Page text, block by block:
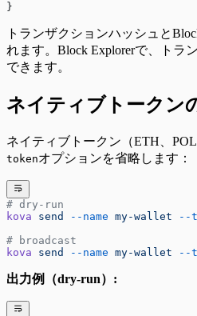
}
トランザクションハッシュと
れます。Block Explorerで、トラ
できます。
ネイティブトークン
ネイティブトークン（ETH、
tokenオプションを省略します：
# dry-run
kova send --name my-wallet --
# broadcast
kova send --name my-wallet --
出力例（dry-run）: